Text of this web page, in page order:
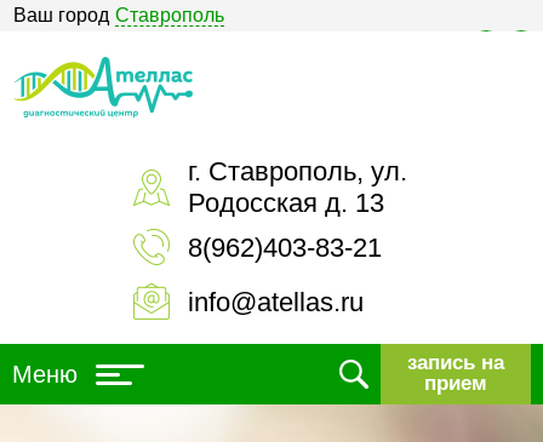
Ваш город Ставрополь
г. Ставрополь, ул.
Родосская д. 13
8(962)403-83-21
info@atellas.ru
Меню
запись на
прием